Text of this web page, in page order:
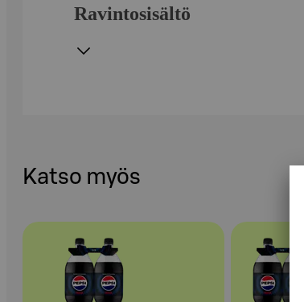
Ravintosisältö
Katso myös